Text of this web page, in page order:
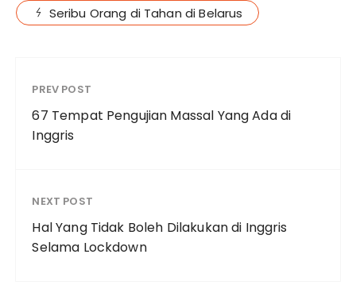
Seribu Orang di Tahan di Belarus
PREV POST
67 Tempat Pengujian Massal Yang Ada di
Inggris
NEXT POST
Hal Yang Tidak Boleh Dilakukan di Inggris
Selama Lockdown